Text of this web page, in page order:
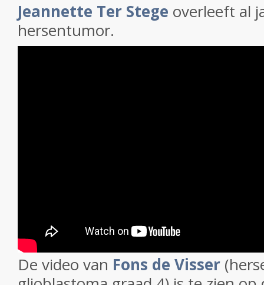
Jeannette Ter Stege overleeft al
hersentumor.
De video van Fons de Visser